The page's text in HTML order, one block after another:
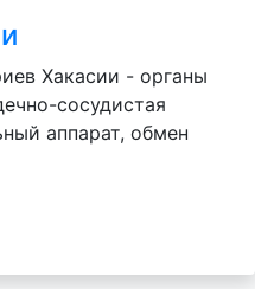
Хакасии - органы
сосудистая
аппарат, обмен